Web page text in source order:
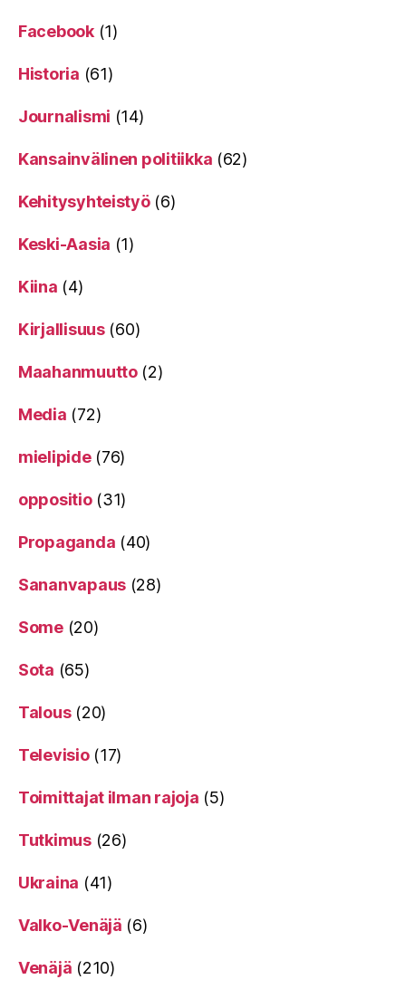
Facebook(1)
Historia (61)
Journalismi (14)
Kansainvälinen politiikka (62)
Kehitysyhteistyö(6)
Keski-Aasia (1)
Kiina (4)
Kirjallisuus(60)
Maahanmuutto(2)
Media (72)
mielipide(76)
oppositio(31)
Propaganda (40)
Sananvapaus (28)
Some(20)
Sota (65)
Talous(20)
Televisio(17)
Toimittajat ilman rajoja (5)
Tutkimus(26)
Ukraina (41)
Valko-Venäjä (6)
Venäjä (210)